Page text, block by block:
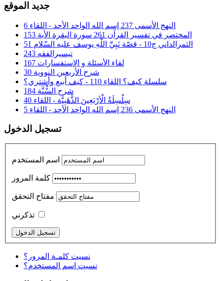
جديد الموقع
النهج الأسمى 237 إسم الله الواحد الأحد - اللقاء 6
المختصر في تفسير القرآن 261 سورة البقرة الأية 153
الثمرالداني ج10 - قصّة نَبِيِّ اللَّهِ يوسف عليه السّلام 51
تيسيرالفقه 243
لقاء الأسئلة و الإستفسارات 167
شرح الأربعين النووية 30
سلسلة كيف؟ اللقاء 110 - كيف أبيع وأشتري؟
شرح السُّنَّة 184
سِلْسِلَةُ الْأرْبَعِينَ الذَّهَبِيَّة - اللقاء 40
النهج الأسمى 236 إسم الله الواحد الأحد - اللقاء 5
تسجيل الدخول
اسم المستخدم
كلمة المرور
مفتاح التحقق
تذكرني
نسيت كلمـة المرور؟
نسيت اسم المستخدم؟